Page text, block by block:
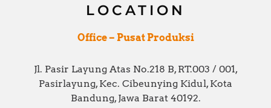
LOCATION
Office – Pusat Produksi
Jl. Pasir Layung Atas No.218 B, RT.003 / 001,
Pasirlayung, Kec. Cibeunying Kidul, Kota
Bandung, Jawa Barat 40192.